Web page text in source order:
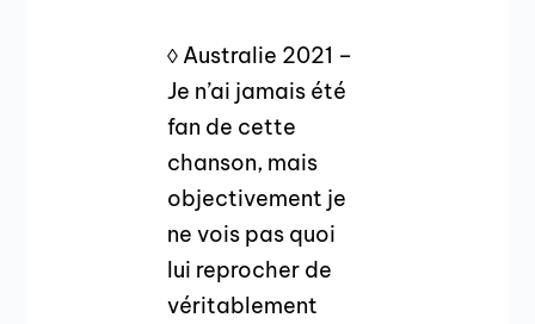
◊ Australie 2021 –
Je n’ai jamais été
fan de cette
chanson, mais
objectivement je
ne vois pas quoi
lui reprocher de
véritablement